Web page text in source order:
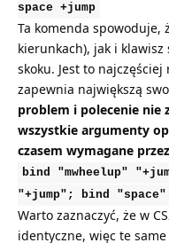
space +jump
Ta komenda spowoduje,
kierunkach), jak i
skoku. Jest to
zapewnia największą
problem i polecenie nie
wszystkie argumenty
czasem wymagane
bind "mwheelup"
"+jump"; bind "space"
Warto zaznaczyć, że w
identyczne, więc te